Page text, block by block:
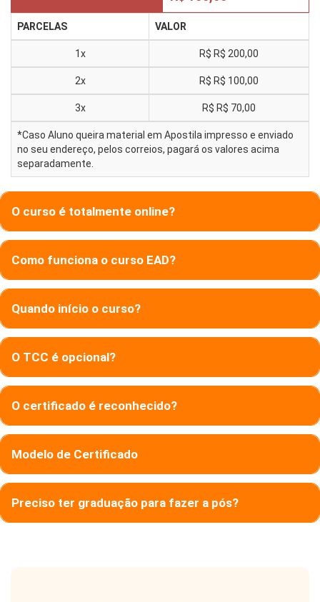
PARCELAS VALOR
1x R$ R$ 200,00
2x R$ R$ 100,00
3x R$ R$ 70,00
*Caso Aluno queira material em Apostila impresso e enviado
no seu endereço, pelos correios, pagará os valores acima
separadamente.
O curso é totalmente online?
Como funciona o curso EAD?
Quando início o curso?
O TCC é opcional?
O certificado é reconhecido?
Modelo de Certificado
Preciso ter graduação para fazer a pós?